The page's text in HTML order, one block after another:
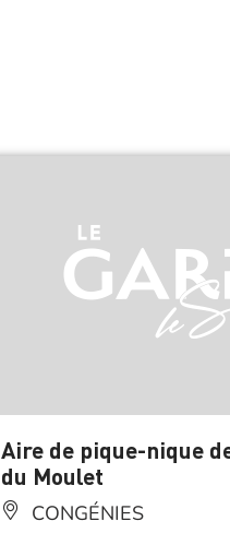
Aire de pique-nique
du Moulet
CONGÉNIES